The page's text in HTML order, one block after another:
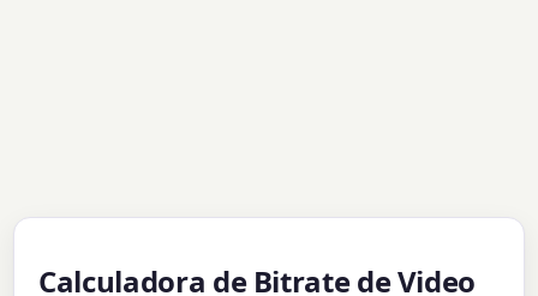
Calculadora de Bitrate de Video